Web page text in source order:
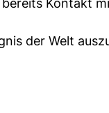
Kontakt
der Welt